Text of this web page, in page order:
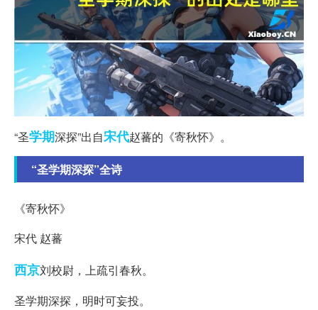
“圣学期深探”出自宋代赵蕃的《寄秋怀》。
“圣学期深探”全诗
《寄秋怀》
宋代 赵蕃
西京刘校尉，上疏引春秋。
圣学期深探，明时可妄投。